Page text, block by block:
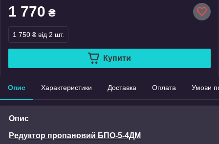
1 770 ₴
1 750 ₴ від 2 шт.
Купити
Опис Характеристики Доставка Оплата Умови
Опис
Редуктор пропановий БПО-5-4ДМ